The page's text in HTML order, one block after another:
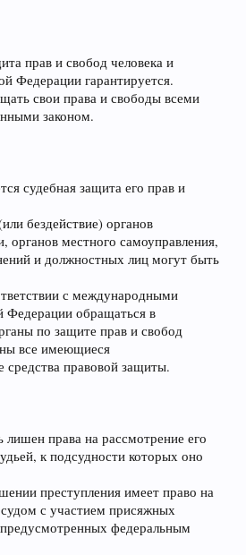
прав и свобод человека и
Федерации гарантируется.
свои права и свободы всеми
законом.
судебная защита его прав и
бездействие) органов
органов местного самоуправления,
и должностных лиц могут быть
с международными
Федерации обращаться в
по защите прав и свобод
все имеющиеся
средства правовой защиты.
права на рассмотрение его
к подсудности которых оно
преступления имеет право на
с участием присяжных
предусмотренных федеральным